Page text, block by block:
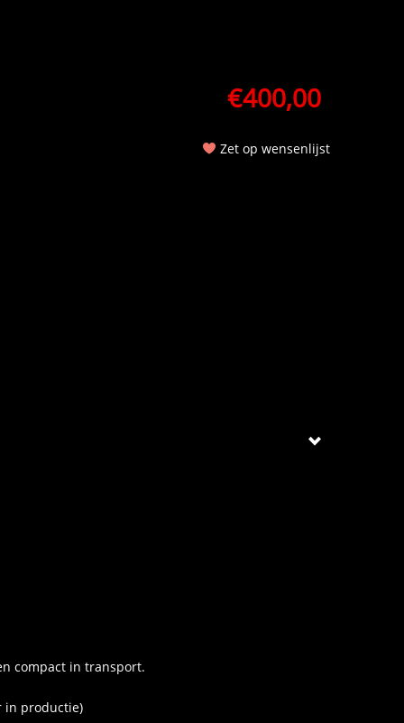
€400,00
Zet op wensenlijst
compact in transport.
in productie)